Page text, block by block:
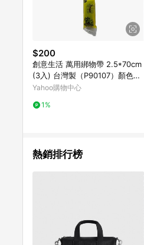
$200
創意生活 萬用綁物帶 2.5*70cm
(3入) 台灣製（P90107）顏色隨
機
Yahoo購物中心
1%
熱銷排行榜